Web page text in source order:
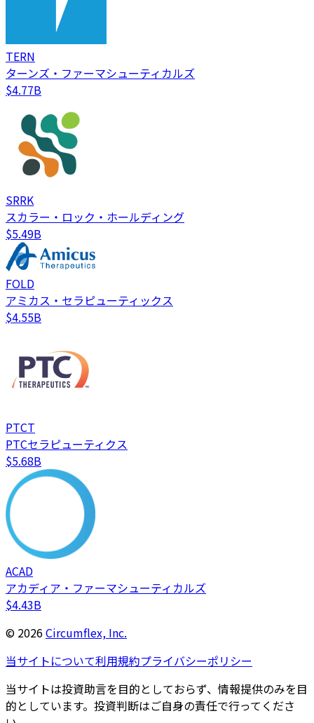
TERN
ターンズ・ファーマシューティカルズ
$4.77B
SRRK
スカラー・ロック・ホールディング
$5.49B
FOLD
アミカス・セラピューティックス
$4.55B
PTCT
PTCセラピューティクス
$5.68B
ACAD
アカディア・ファーマシューティカルズ
$4.43B
© 2026Circumflex, Inc.
当サイトについて利用規約プライバシーポリシー
当サイトは投資助言を目的としておらず、情報提供のみを目
的としています。投資判断はご自身の責任で行ってくださ